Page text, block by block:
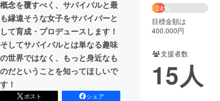
まちづくり・地域活性化
CAMPFIRE for Social Good
CAMPFIRE Creation
CAMPFIREふるさと納税machi-ya コミュニティ
概念を覆すべく、サバイバルと最
も縁遠そうな女子をサバイバーと
して育成・プロデュースします！
そしてサバイバルとは単なる趣味
の世界ではなく、もっと身近なも
のだということを知ってほしいで
す！
ポスト
シェア
24%
目標金額は
400,000円
支援者数
15人